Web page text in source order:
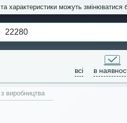
характеристики можуть
всі в
виробництва